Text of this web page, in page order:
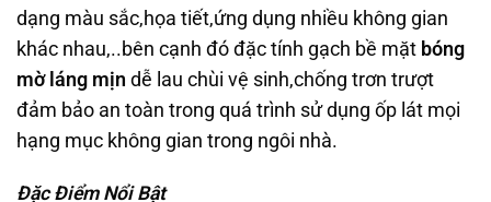
dạng màu sắc,họa tiết,ứng dụng nhiều không gian
khác nhau,..bên cạnh đó đặc tính gạch bề mặt bóng
mờ láng mịn dễ lau chùi vệ sinh,chống trơn trượt
đảm bảo an toàn trong quá trình sử dụng ốp lát mọi
hạng mục không gian trong ngôi nhà.
Đặc Điểm Nổi Bật